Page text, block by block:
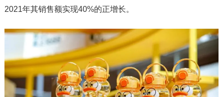
2021年其销售额实现40%的正增长。